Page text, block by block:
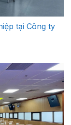
tại Công ty